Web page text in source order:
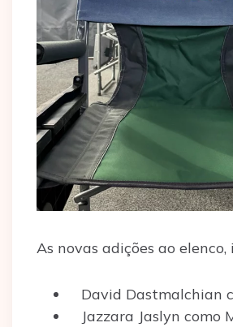
As novas adições ao elenco,
David Dastmalchian
Jazzara Jaslyn como